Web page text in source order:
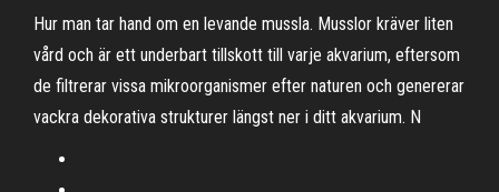
Hur man tar hand om en levande mussla. Musslor kräver liten
vård och är ett underbart tillskott till varje akvarium, eftersom
de filtrerar vissa mikroorganismer efter naturen och genererar
vackra dekorativa strukturer längst ner i ditt akvarium. N